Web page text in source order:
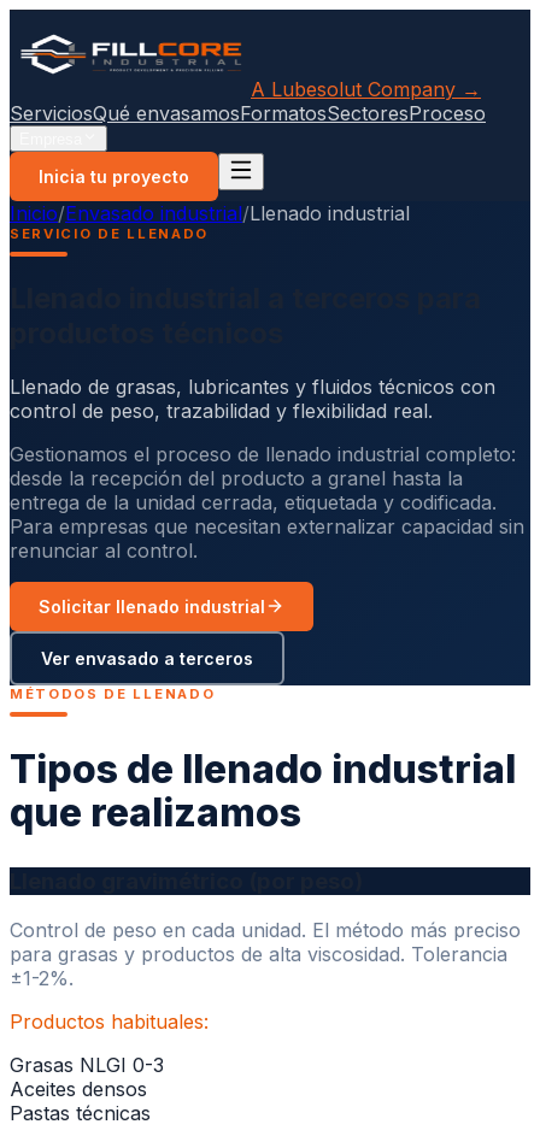
A Lubesolut Company →
ServiciosQué envasamosFormatosSectoresProceso
Inicia tu proyecto
Inicio/Envasado industrial/Llenado industrial
SERVICIO DE LLENADO
Llenado de grasas, lubricantes y fluidos técnicos con
control de peso, trazabilidad y flexibilidad real.
Gestionamos el proceso de llenado industrial completo:
desde la recepción del producto a granel hasta la
entrega de la unidad cerrada, etiquetada y codificada.
Para empresas que necesitan externalizar capacidad sin
renunciar al control.
Solicitar llenado industrial
Ver envasado a terceros
MÉTODOS DE LLENADO
Tipos de llenado industrial
que realizamos
Control de peso en cada unidad. El método más preciso
para grasas y productos de alta viscosidad. Tolerancia
±1-2%.
Productos habituales:
Grasas NLGI 0-3
Aceites densos
Pastas técnicas